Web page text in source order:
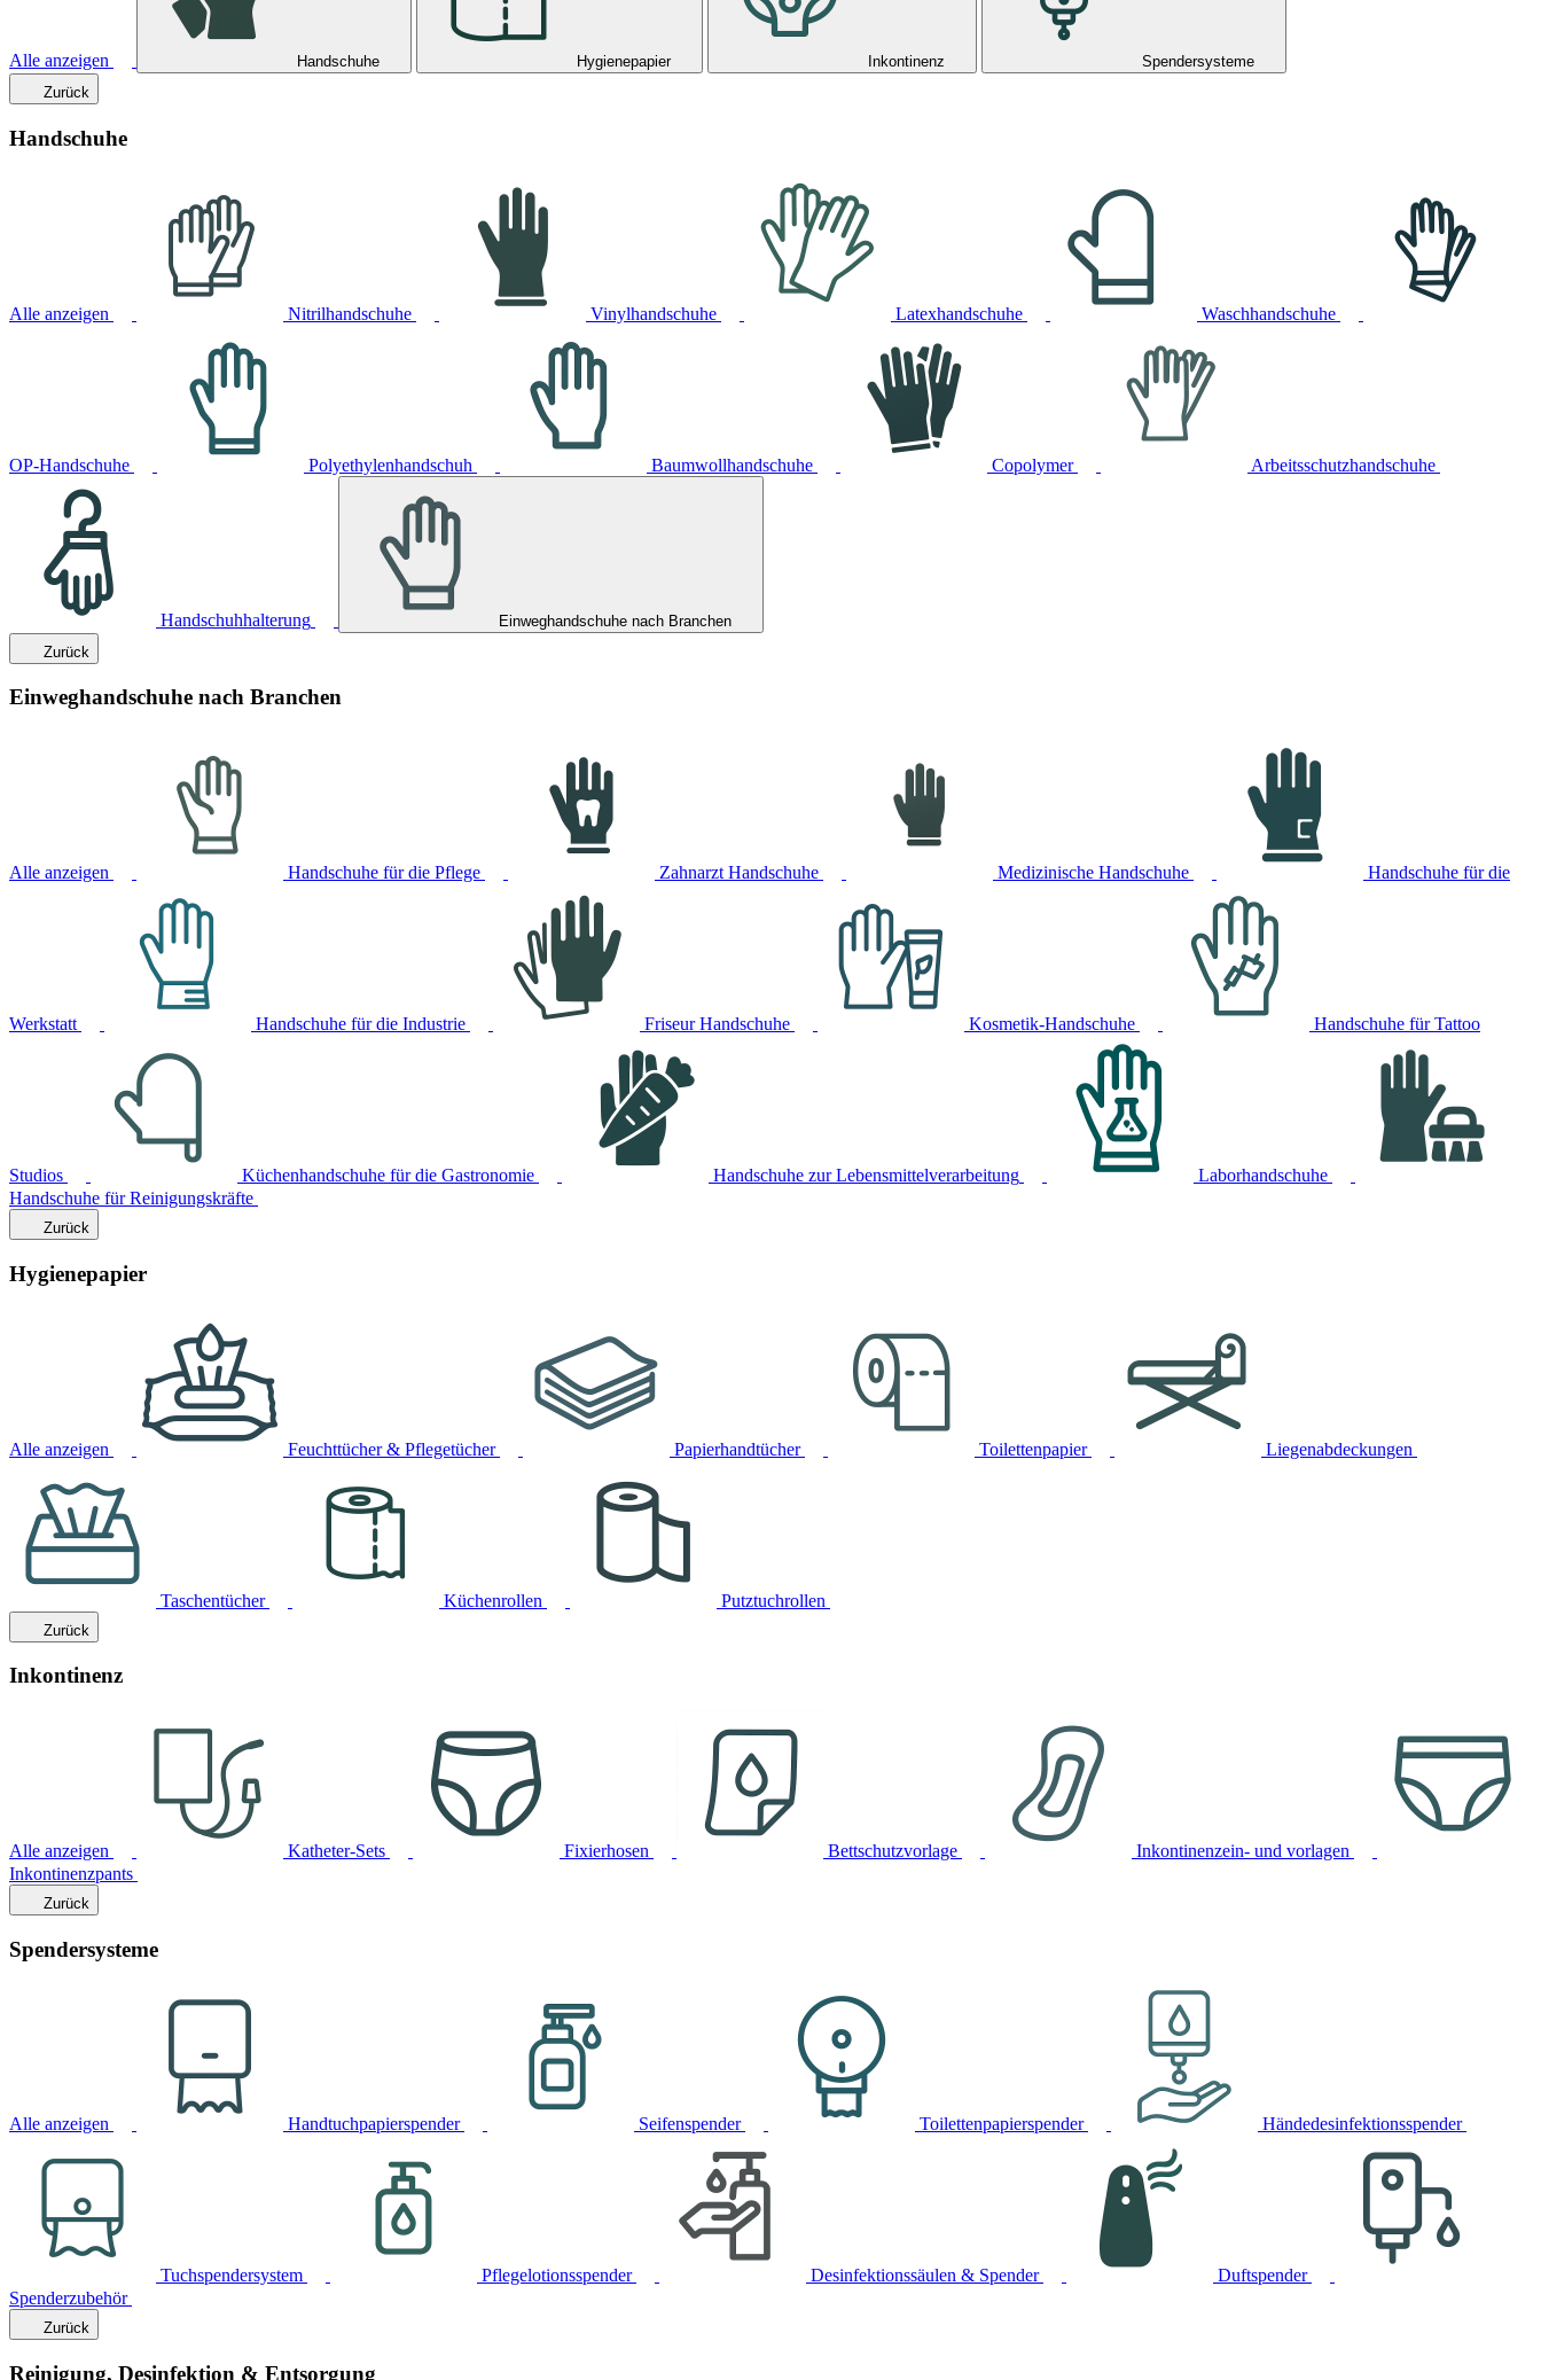
Alle anzeigen Handschuhe Hygienepapier Inkontinenz
Spendersysteme
Zurück
Handschuhe
Alle anzeigen Nitrilhandschuhe Vinylhandschuhe Latexhandschuhe Waschhandschuhe
OP-Handschuhe Polyethylenhandschuh Baumwollhandschuhe Copolymer Arbeitsschutzhandschuhe
Handschuhhalterung
Einweghandschuhe nach Branchen
Zurück
Einweghandschuhe nach Branchen
Alle anzeigen Handschuhe für die Pflege Zahnarzt Handschuhe Medizinische Handschuhe Handschuhe für die
Werkstatt Handschuhe für die Industrie Friseur Handschuhe Kosmetik-Handschuhe Handschuhe für Tattoo
Studios Küchenhandschuhe für die Gastronomie Handschuhe zur Lebensmittelverarbeitung
Laborhandschuhe
Handschuhe für Reinigungskräfte
Zurück
Hygienepapier
Alle anzeigen Feuchttücher & Pflegetücher Papierhandtücher Toilettenpapier Liegenabdeckungen
Taschentücher Küchenrollen Putztuchrollen
Zurück
Inkontinenz
Alle anzeigen Katheter-Sets Fixierhosen Bettschutzvorlage
Inkontinenzein- und vorlagen
Inkontinenzpants
Zurück
Spendersysteme
Alle anzeigen Handtuchpapierspender Seifenspender Toilettenpapierspender Händedesinfektionsspender
Tuchspendersystem Pflegelotionsspender Desinfektionssäulen & Spender
Duftspender
Spenderzubehör
Zurück
Reinigung, Desinfektion & Entsorgung